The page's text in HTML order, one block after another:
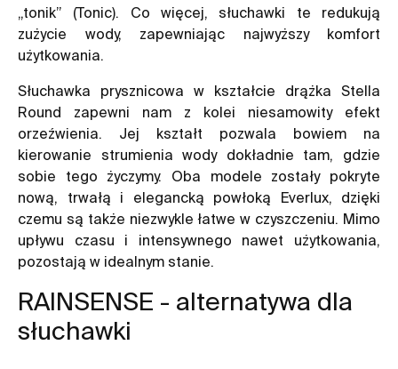
„tonik” (Tonic). Co więcej, słuchawki te redukują
zużycie wody, zapewniając najwyższy komfort
użytkowania.
Słuchawka prysznicowa w kształcie drążka Stella
Round zapewni nam z kolei niesamowity efekt
orzeźwienia. Jej kształt pozwala bowiem na
kierowanie strumienia wody dokładnie tam, gdzie
sobie tego życzymy. Oba modele zostały pokryte
nową, trwałą i elegancką powłoką Everlux, dzięki
czemu są także niezwykle łatwe w czyszczeniu. Mimo
upływu czasu i intensywnego nawet użytkowania,
pozostają w idealnym stanie.
RAINSENSE - alternatywa dla
słuchawki